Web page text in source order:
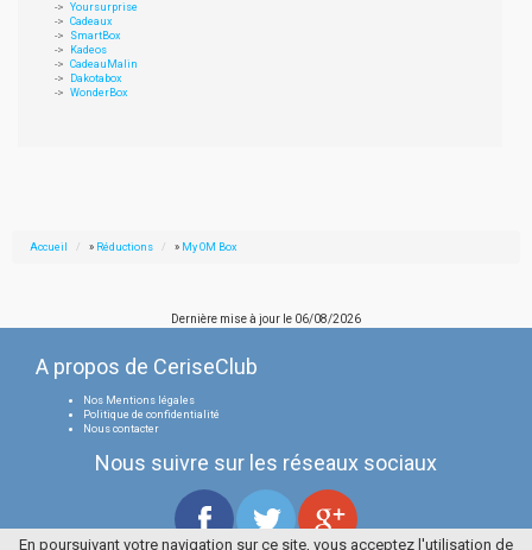
Yoursurprise
Cadeaux
SmartBox
Kadeos
CadeauMalin
Dakotabox
WonderBox
Accueil » Réductions » My OM Box
Dernière mise à jour le 06/08/2026
A propos de CeriseClub
Nos Mentions légales
Politique de confidentialité
Nous contacter
Nous suivre sur les réseaux sociaux
En poursuivant votre navigation sur ce site, vous acceptez l'utilisation de